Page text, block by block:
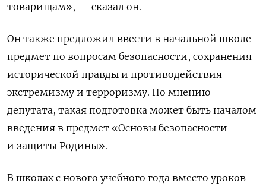
товарищам», — сказал он.
Он также предложил ввести в начальной школе
предмет по вопросам безопасности, сохранения
исторической правды и противодействия
экстремизму и терроризму. По мнению
депутата, такая подготовка может быть началом
введения в предмет «Основы безопасности
и защиты Родины».
В школах с нового учебного года вместо уроков